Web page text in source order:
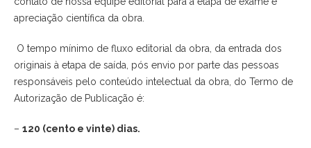
apreciação científica da obra.
O tempo mínimo de fluxo editorial da obra, da entrada dos
originais à etapa de saída, pós envio por parte das pessoas
responsáveis pelo conteúdo intelectual da obra, do Termo de
Autorização de Publicação é:
– 120 (cento e vinte) dias.